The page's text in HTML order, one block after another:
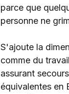
parce que
personne ne
S'ajoute la
comme du
assurant
équivalentes en